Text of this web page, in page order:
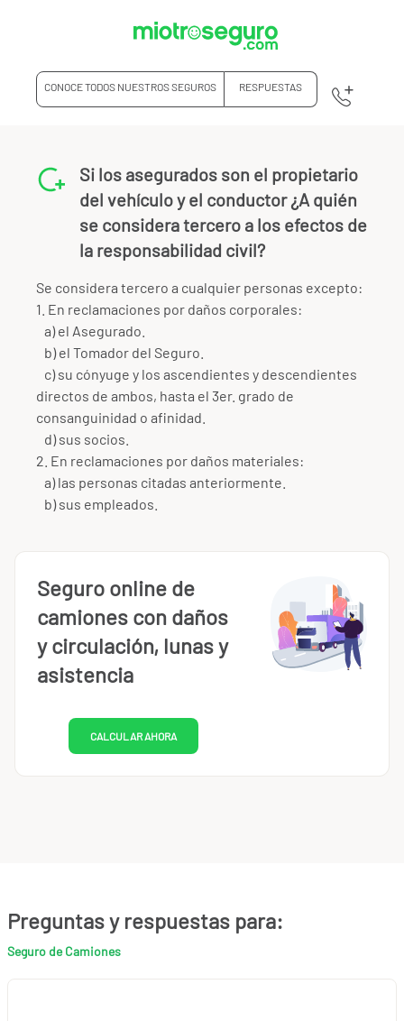
CONOCE TODOS NUESTROS SEGUROS RESPUESTAS
Preguntas y respuestas para:
Seguro de Camiones
Si los asegurados son el propietario
del vehículo y el conductor ¿A quién
se considera tercero a los efectos de
la responsabilidad civil?
Se considera tercero a cualquier personas excepto:
1. En reclamaciones por daños corporales:
a) el Asegurado.
b) el Tomador del Seguro.
c) su cónyuge y los ascendientes y descendientes
directos de ambos, hasta el 3er. grado de
consanguinidad o afinidad.
d) sus socios.
2. En reclamaciones por daños materiales:
a) las personas citadas anteriormente.
b) sus empleados.
Seguro online de
camiones con daños
y circulación, lunas y
asistencia
CALCULAR AHORA